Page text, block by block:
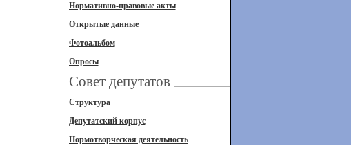
Нормативно-правовые акты
Открытые данные
Фотоальбом
Опросы
Совет депутатов
Структура
Депутатский корпус
Нормотворческая деятельность